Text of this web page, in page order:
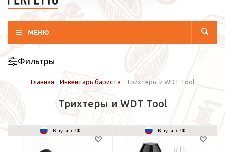
МЕНЮ
Фильтры
Главная - Инвентарь бариста - Трихтеры и WDT Tool
Трихтеры и WDT Tool
В пути в РФ В пути в РФ